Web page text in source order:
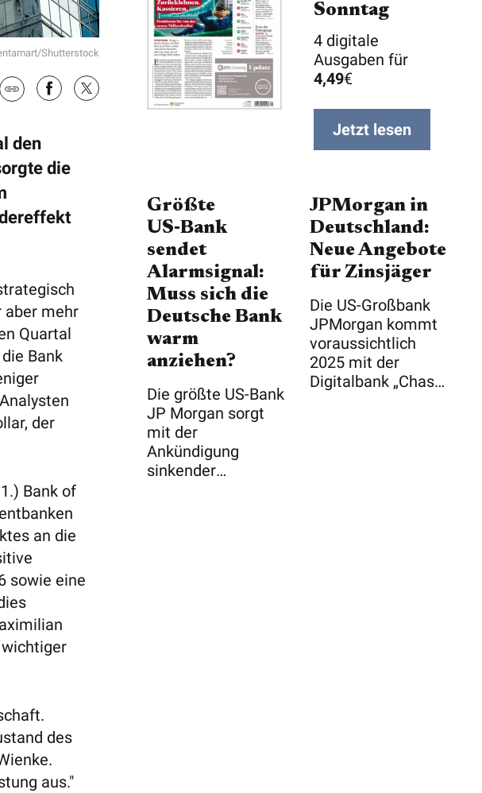
Shutterstock
den
die
aber mehr
Quartal
Bank
der
Bank of
an die
sowie eine
des
aus."
Sonntag
4 digitale
Ausgaben für
4,49€
Jetzt lesen
Größte
US‑Bank
sendet
Alarmsignal:
Muss sich die
Deutsche Bank
warm
anziehen?
Die größte US-Bank
JP Morgan sorgt
mit der
Ankündigung
sinkender
JPMorgan in
Deutschland:
Neue Angebote
für Zinsjäger
Die US-Großbank
JPMorgan kommt
voraussichtlich
2025 mit der
Digitalbank „Chase"